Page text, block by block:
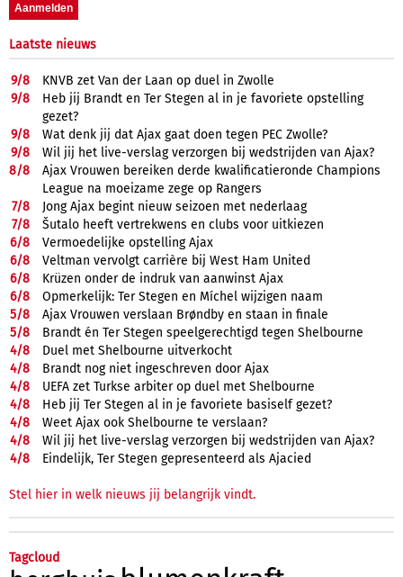
Laatste nieuws
9/8
KNVB zet Van der Laan op duel in Zwolle
9/8
Heb jij Brandt en Ter Stegen al in je favoriete opstelling
gezet?
9/8
Wat denk jij dat Ajax gaat doen tegen PEC Zwolle?
9/8
Wil jij het live-verslag verzorgen bij wedstrijden van Ajax?
8/8
Ajax Vrouwen bereiken derde kwalificatieronde Champions
League na moeizame zege op Rangers
7/8
Jong Ajax begint nieuw seizoen met nederlaag
7/8
Šutalo heeft vertrekwens en clubs voor uitkiezen
6/8
Vermoedelijke opstelling Ajax
6/8
Veltman vervolgt carrière bij West Ham United
6/8
Krüzen onder de indruk van aanwinst Ajax
6/8
Opmerkelijk: Ter Stegen en Míchel wijzigen naam
5/8
Ajax Vrouwen verslaan Brøndby en staan in finale
5/8
Brandt én Ter Stegen speelgerechtigd tegen Shelbourne
4/8
Duel met Shelbourne uitverkocht
4/8
Brandt nog niet ingeschreven door Ajax
4/8
UEFA zet Turkse arbiter op duel met Shelbourne
4/8
Heb jij Ter Stegen al in je favoriete basiself gezet?
4/8
Weet Ajax ook Shelbourne te verslaan?
4/8
Wil jij het live-verslag verzorgen bij wedstrijden van Ajax?
4/8 Eindelijk, Ter Stegen gepresenteerd als Ajacied
Stel hier in welk nieuws jij belangrijk vindt.
Tagcloud